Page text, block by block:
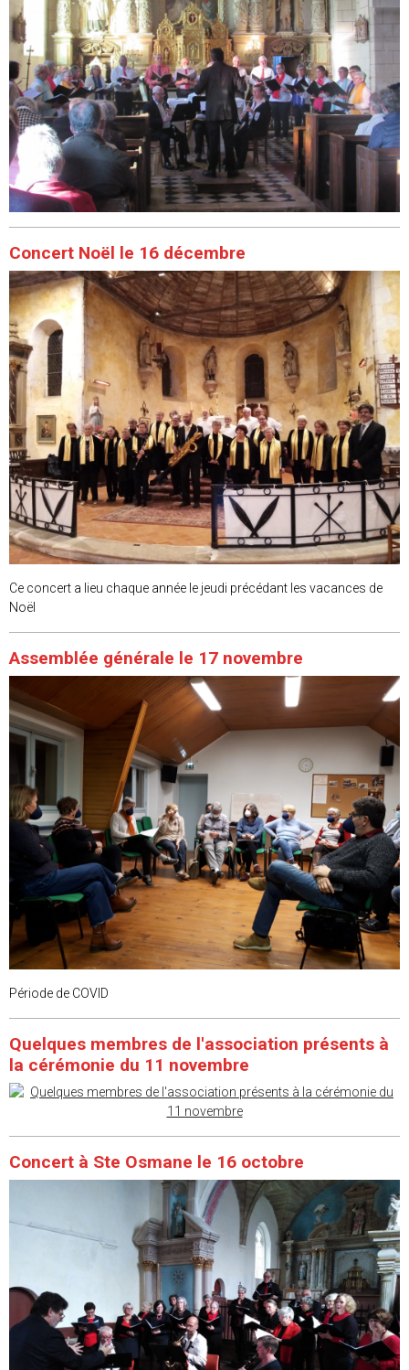
Concert Noël le 16 décembre
Ce concert a lieu chaque année le jeudi précédant les vacances de
Noël
Assemblée générale le 17 novembre
Période de COVID
Quelques membres de l'association présents à
la cérémonie du 11 novembre
Concert à Ste Osmane le 16 octobre